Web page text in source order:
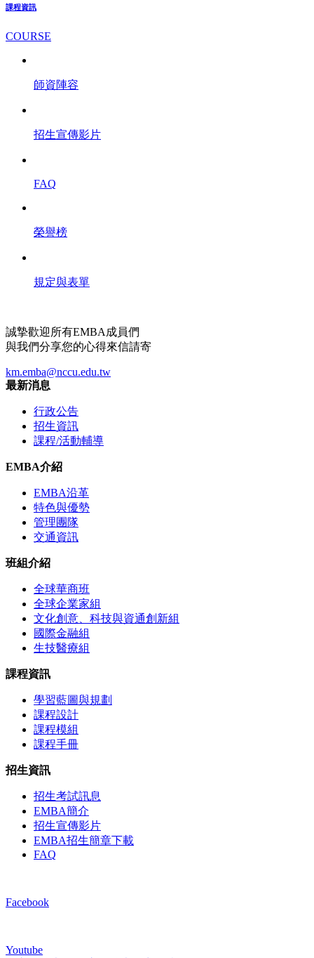
課程資訊
COURSE
師資陣容
招生宣傳影片
FAQ
榮譽榜
規定與表單
誠摯歡迎所有EMBA成員們
與我們分享您的心得來信請寄
km.emba@nccu.edu.tw
最新消息
行政公告
招生資訊
課程/活動輔導
EMBA介紹
EMBA沿革
特色與優勢
管理團隊
交通資訊
班組介紹
全球華商班
全球企業家組
文化創意、科技與資通創新組
國際金融組
生技醫療組
課程資訊
學習藍圖與規劃
課程設計
課程模組
課程手冊
招生資訊
招生考試訊息
EMBA簡介
招生宣傳影片
EMBA招生簡章下載
FAQ
Facebook
Youtube